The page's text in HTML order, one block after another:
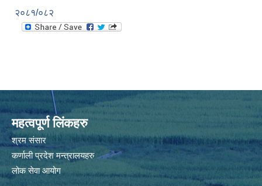
२०८१/०८२
महत्वपूर्ण लिंकहरु
श्रम संसार
कर्णाली प्रदेश मन्त्रालयहरु
लोक सेवा आयोग